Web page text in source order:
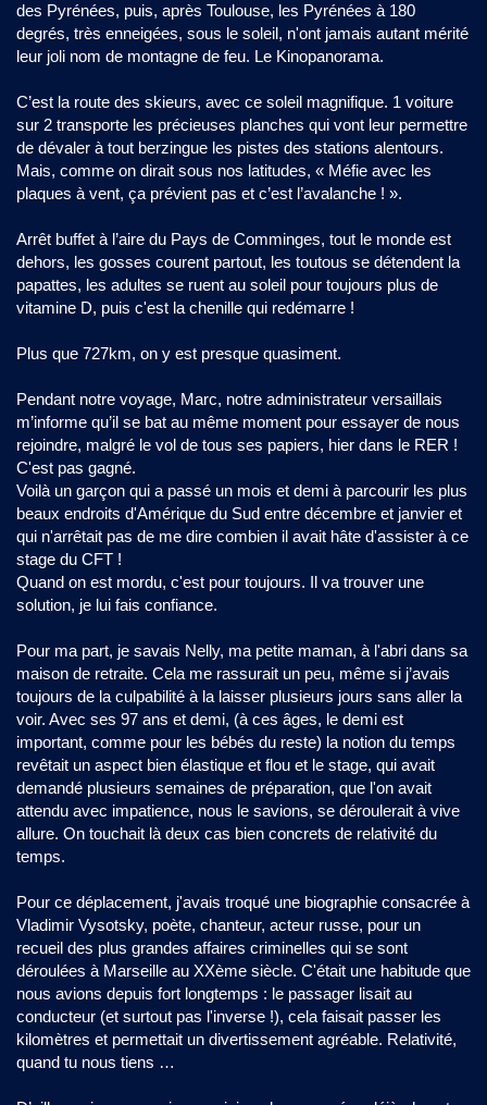
des Pyrénées, puis, après Toulouse, les Pyrénées à 180
degrés, très enneigées, sous le soleil, n'ont jamais autant mérité
leur joli nom de montagne de feu. Le Kinopanorama.
C’est la route des skieurs, avec ce soleil magnifique. 1 voiture
sur 2 transporte les précieuses planches qui vont leur permettre
de dévaler à tout berzingue les pistes des stations alentours.
Mais, comme on dirait sous nos latitudes, « Méfie avec les
plaques à vent, ça prévient pas et c’est l’avalanche ! ».
Arrêt buffet à l’aire du Pays de Comminges, tout le monde est
dehors, les gosses courent partout, les toutous se détendent la
papattes, les adultes se ruent au soleil pour toujours plus de
vitamine D, puis c'est la chenille qui redémarre !
Plus que 727km, on y est presque quasiment.
Pendant notre voyage, Marc, notre administrateur versaillais
m’informe qu’il se bat au même moment pour essayer de nous
rejoindre, malgré le vol de tous ses papiers, hier dans le RER !
C'est pas gagné.
Voilà un garçon qui a passé un mois et demi à parcourir les plus
beaux endroits d'Amérique du Sud entre décembre et janvier et
qui n'arrêtait pas de me dire combien il avait hâte d'assister à ce
stage du CFT !
Quand on est mordu, c'est pour toujours. Il va trouver une
solution, je lui fais confiance.
Pour ma part, je savais Nelly, ma petite maman, à l'abri dans sa
maison de retraite. Cela me rassurait un peu, même si j’avais
toujours de la culpabilité à la laisser plusieurs jours sans aller la
voir. Avec ses 97 ans et demi, (à ces âges, le demi est
important, comme pour les bébés du reste) la notion du temps
revêtait un aspect bien élastique et flou et le stage, qui avait
demandé plusieurs semaines de préparation, que l'on avait
attendu avec impatience, nous le savions, se déroulerait à vive
allure. On touchait là deux cas bien concrets de relativité du
temps.
Pour ce déplacement, j'avais troqué une biographie consacrée à
Vladimir Vysotsky, poète, chanteur, acteur russe, pour un
recueil des plus grandes affaires criminelles qui se sont
déroulées à Marseille au XXème siècle. C'était une habitude que
nous avions depuis fort longtemps : le passager lisait au
conducteur (et surtout pas l'inverse !), cela faisait passer les
kilomètres et permettait un divertissement agréable. Relativité,
quand tu nous tiens …